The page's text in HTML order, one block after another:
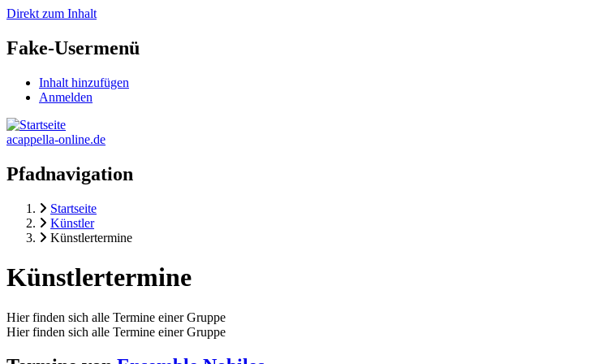
Direkt zum Inhalt
Fake-Usermenü
Inhalt hinzufügen
Anmelden
acappella-online.de
Pfadnavigation
Startseite
Künstler
Künstlertermine
Künstlertermine
Hier finden sich alle Termine einer Gruppe
Hier finden sich alle Termine einer Gruppe